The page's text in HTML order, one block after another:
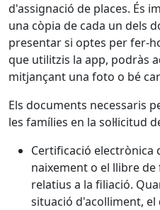
d'assignació de places. És
una còpia de cada un dels
presentar si optes per fer-
que utilitzis la app, podràs
mitjançant una foto o bé
Els documents necessaris
les famílies en la sol·licitud
Certificació electrònica
naixement o el llibre
relatius a la filiació.
situació d'acolliment,